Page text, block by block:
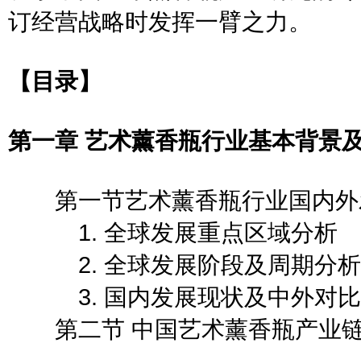
订经营战略时发挥一臂之力。
【目录】
第一章 艺术薰香瓶行业基本背景
第一节艺术薰香瓶行业国内外
1. 全球发展重点区域分析
2. 全球发展阶段及周期分析
3. 国内发展现状及中外对比
第二节 中国艺术薰香瓶产业